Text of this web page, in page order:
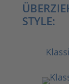
STYLE: